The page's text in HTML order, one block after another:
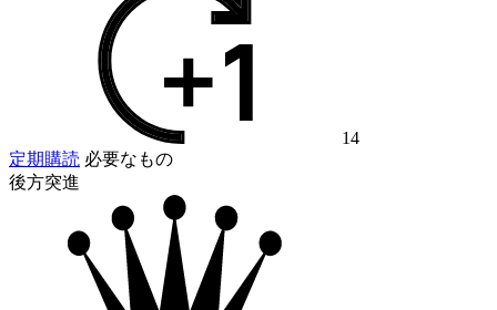
14
定期購読 必要なもの
後方突進